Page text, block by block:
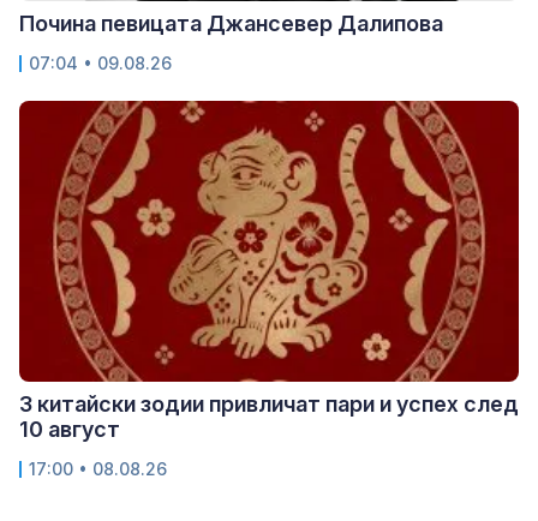
Почина певицата Джансевер Далипова
07:04 • 09.08.26
3 китайски зодии привличат пари и успех след
10 август
17:00 • 08.08.26